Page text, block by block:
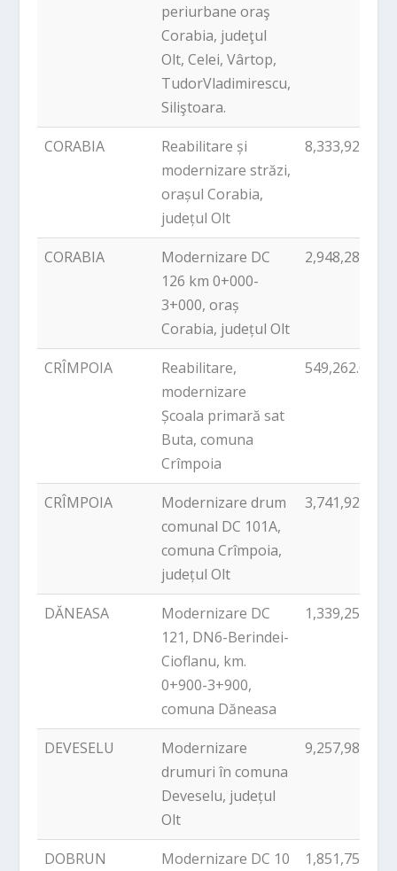
periurbane oraş
Corabia, judeţul
Olt, Celei, Vârtop,
TudorVladimirescu,
Siliştoara.
CORABIA
Reabilitare și
modernizare străzi,
orașul Corabia,
județul Olt
8,333,928.08
CORABIA
Modernizare DC
126 km 0+000-
3+000, oraș
Corabia, județul Olt
2,948,285.06
CRÎMPOIA
Reabilitare,
modernizare
Școala primară sat
Buta, comuna
Crîmpoia
549,262.00
CRÎMPOIA
Modernizare drum
comunal DC 101A,
comuna Crîmpoia,
județul Olt
3,741,920.87
DĂNEASA
Modernizare DC
121, DN6-Berindei-
Cioflanu, km.
0+900-3+900,
comuna Dăneasa
1,339,254.42
DEVESELU
Modernizare
drumuri în comuna
Deveselu, județul
Olt
9,257,980.07
DOBRUN
Modernizare DC 10
1,851,759.99